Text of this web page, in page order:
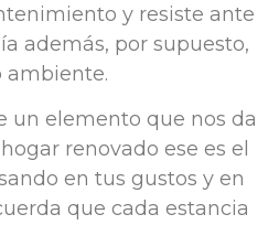
y resiste ante
además, por supuesto,
ambiente.
un elemento que nos da
renovado ese es el
en tus gustos y en
que cada estancia